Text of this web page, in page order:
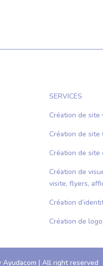
SERVICES
Création de site
Création de site
Création de site
Création de
visite, flyers,
Création
Création de logo
Ayudacom | All right reserved